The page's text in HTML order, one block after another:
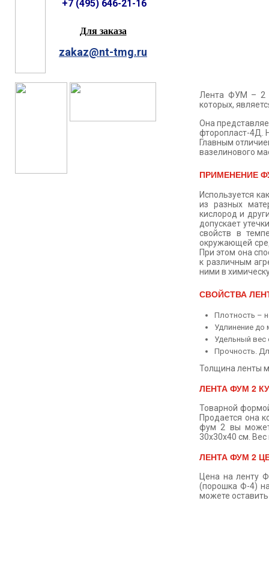
+7 (495) 646-21-16
Для заказа
zakaz@nt-tmg.ru
Лента ФУМ – 2
которых,
Она
фторопласт-4Д.
Главным
вазелинового
ПРИМЕНЕНИЕ
Используется
из разных
кислород и
допускает
свойств в
окружающей
При этом она
к различным
ними в
СВОЙСТВА
Плотность –
Удлинение до
Удельный вес
Прочность.
Толщина ленты
ЛЕНТА ФУМ 2
Товарной
Продается она
фум 2 вы
30х30х40 см.
ЛЕНТА ФУМ 2
Цена на ленту
(порошка Ф-4)
можете